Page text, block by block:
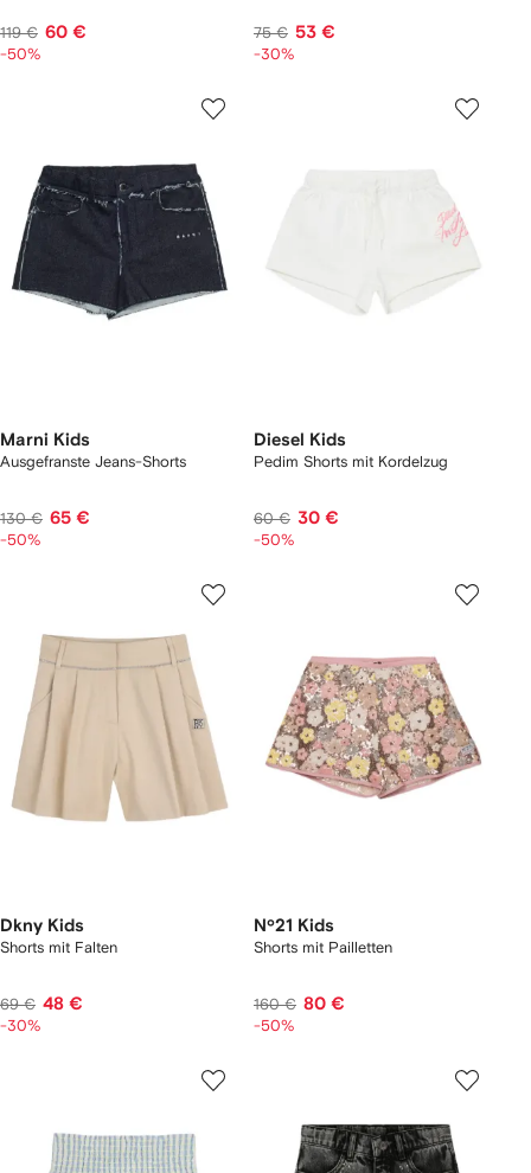
119 € 60 €
-50%
75 € 53 €
-30%
Marni Kids
Ausgefranste Jeans-Shorts
130 € 65 €
-50%
Diesel Kids
Pedim Shorts mit Kordelzug
60 € 30 €
-50%
Dkny Kids
Shorts mit Falten
69 € 48 €
-30%
Nº21 Kids
Shorts mit Pailletten
160 € 80 €
-50%